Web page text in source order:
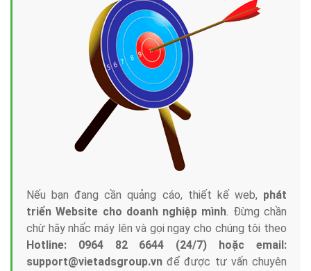
Nếu bạn đang cần quảng cáo, thiết kế web, phát
triển Website cho doanh nghiệp mình. Đừng chần
chừ hãy nhấc máy lên và gọi ngay cho chúng tôi theo
Hotline: 0964 82 6644 (24/7) hoặc email:
support@vietadsgroup.vn để được tư vấn chuyên